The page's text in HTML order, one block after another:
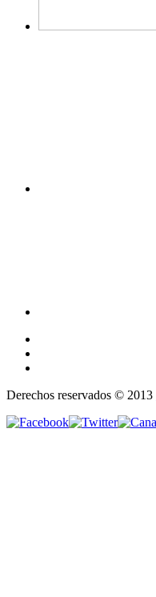
Derechos reservados © 2013